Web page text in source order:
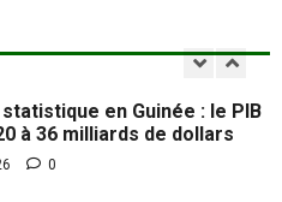
statistique en Guinée : le PIB
à 36 milliards de dollars
0